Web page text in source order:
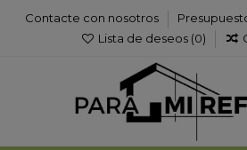
Contacte con nosotros
Lista de deseos (0)